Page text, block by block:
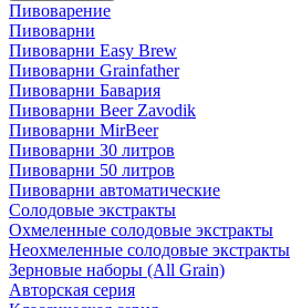
Пивоварение
Пивоварни
Пивоварни Easy Brew
Пивоварни Grainfather
Пивоварни Бавария
Пивоварни Beer Zavodik
Пивоварни MirBeer
Пивоварни 30 литров
Пивоварни 50 литров
Пивоварни автоматические
Солодовые экстракты
Охмеленные солодовые экстракты
Неохмеленные солодовые экстракты
Зерновые наборы (All Grain)
Авторская серия